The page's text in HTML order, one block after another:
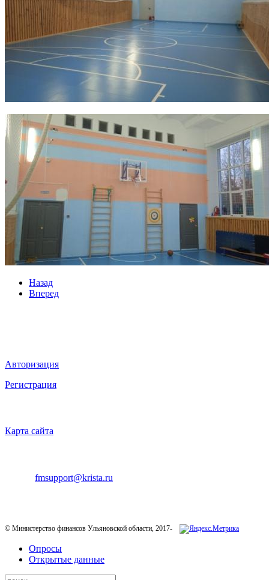
Назад
Вперед
Авторизация
Регистрация
Карта сайта
fmsupport@krista.ru
© Министерство финансов Ульяновской области, 2017-
Опросы
Открытые данные